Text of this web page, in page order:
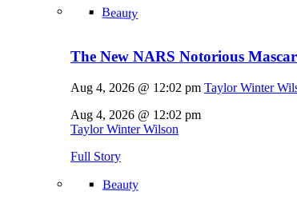
Beauty
The New NARS Notorious
Aug 4, 2026 @ 12:02 pm Taylor Winter
Aug 4, 2026 @ 12:02 pm
Taylor Winter Wilson
Full Story
Beauty